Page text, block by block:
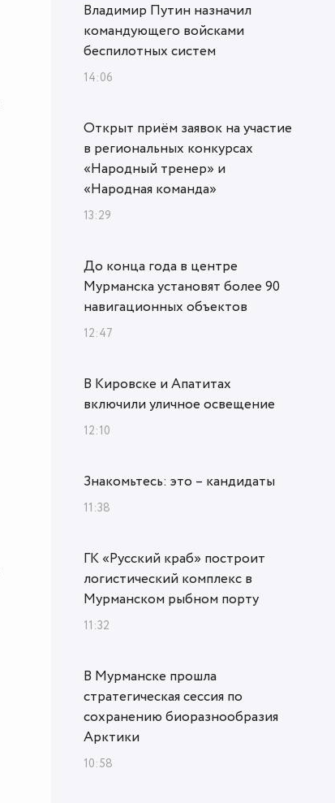
Владимир Путин назначил
командующего войсками
беспилотных систем
14:06
Открыт приём заявок на участие
в региональных конкурсах
«Народный тренер» и
«Народная команда»
13:29
До конца года в центре
Мурманска установят более 90
навигационных объектов
12:47
В Кировске и Апатитах
включили уличное освещение
12:10
Знакомьтесь: это – кандидаты
11:38
ГК «Русский краб» построит
логистический комплекс в
Мурманском рыбном порту
11:32
В Мурманске прошла
стратегическая сессия по
сохранению биоразнообразия
Арктики
10:58